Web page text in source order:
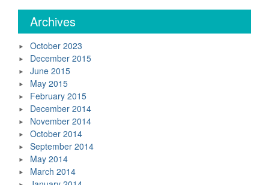
Archives
October 2023
December 2015
June 2015
May 2015
February 2015
December 2014
November 2014
October 2014
September 2014
May 2014
March 2014